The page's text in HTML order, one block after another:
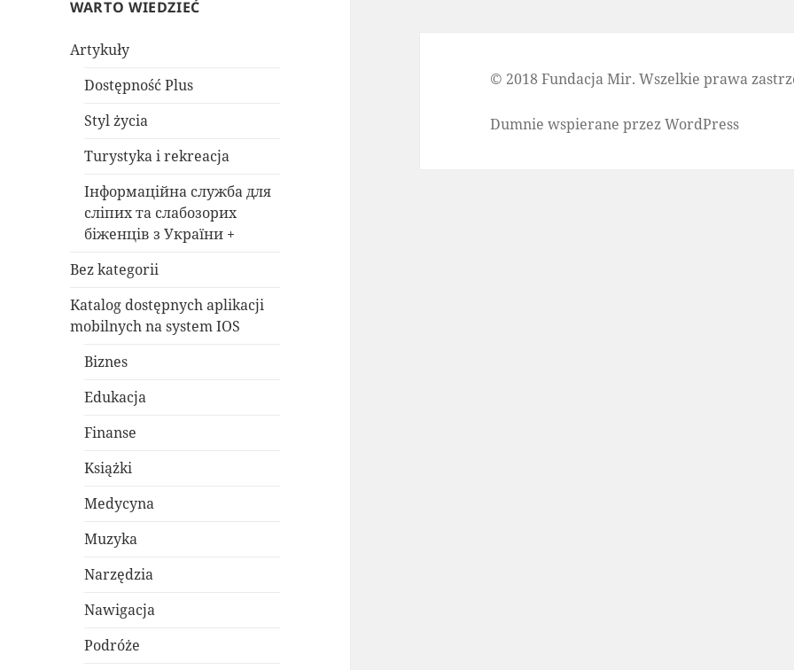
WARTO WIEDZIEĆ
Artykuły
Dostępność Plus
Styl życia
Turystyka i rekreacja
Інформаційна служба для
сліпих та слабозорих
біженців з України +
Bez kategorii
Katalog dostępnych aplikacji
mobilnych na system IOS
Biznes
Edukacja
Finanse
Książki
Medycyna
Muzyka
Narzędzia
Nawigacja
Podróże
© 2018 Fundacja Mir. Wszelkie prawa
Dumnie wspierane przez WordPress